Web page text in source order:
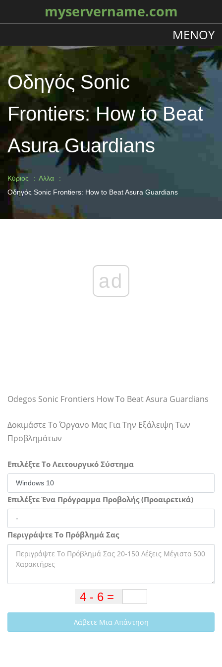
myservername.com
ΜΕΝΟΎ
Οδηγός Sonic
Frontiers: How to Beat
Asura Guardians
Κύριος
Αλλα
Οδηγός Sonic Frontiers: How to Beat Asura Guardians
ad
Odegos Sonic Frontiers How To Beat Asura Guardians
Δοκιμάστε Το Όργανο Μας Για Την Εξάλειψη Των
Προβλημάτων
Επιλέξτε Το Λειτουργικό Σύστημα
Επιλέξτε Ένα Πρόγραμμα Προβολής (Προαιρετικά)
Περιγράψτε Το Πρόβλημά Σας
Λάβετε Μια Απάντηση